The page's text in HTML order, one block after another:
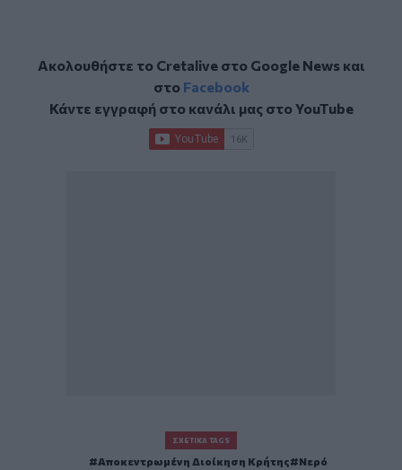
Ακολουθήστε το Cretalive στο Google Newsκαι
στο Facebook
Κάντε εγγραφή στο κανάλι μας στοYouTube
ΣΧΕΤΙΚΆ TAGS
Αποκεντρωμένη Διοίκηση Κρήτης Νερό